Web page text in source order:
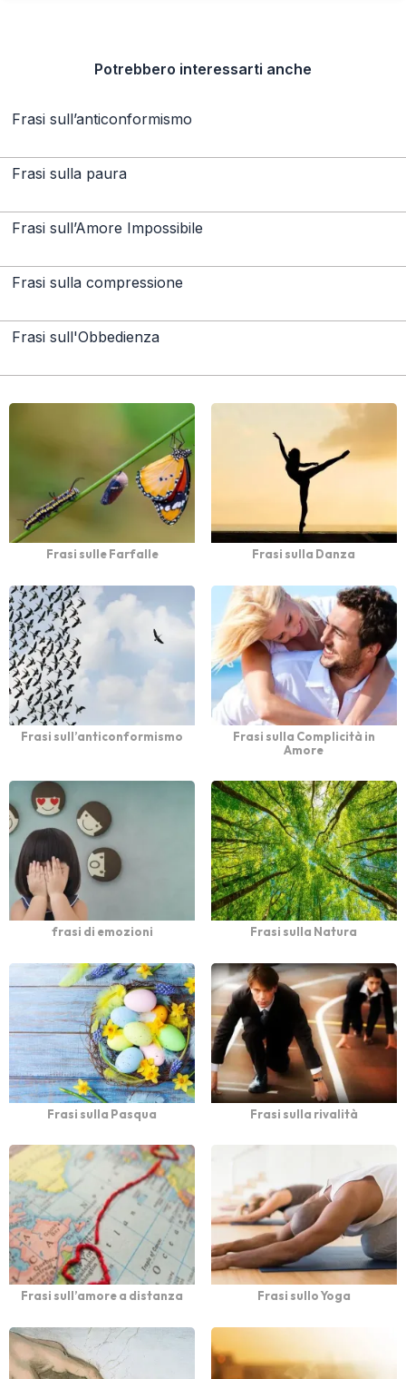
Potrebbero interessarti anche
Frasi sull’anticonformismo
Frasi sulla paura
Frasi sull’Amore Impossibile
Frasi sulla compressione
Frasi sull'Obbedienza
Frasi sulle Farfalle Frasi sulla Danza
Frasi sull’anticonformismo
Frasi sulla Complicità in
Amore
frasi di emozioni Frasi sulla Natura
Frasi sulla Pasqua Frasi sulla rivalità
Frasi sull’amore a distanza Frasi sullo Yoga